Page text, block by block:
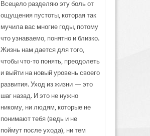
Всецело разделяю эту боль от
ощущения пустоты, которая так
мучила вас многие годы, потому
что узнаваемо, понятно и близко.
Жизнь нам дается для того,
чтобы что-то понять, преодолеть
и выйти на новый уровень своего
развития. Уход из жизни — это
шаг назад. И это не нужно
никому, ни людям, которые не
понимают тебя (ведь и не
поймут после ухода), ни тем